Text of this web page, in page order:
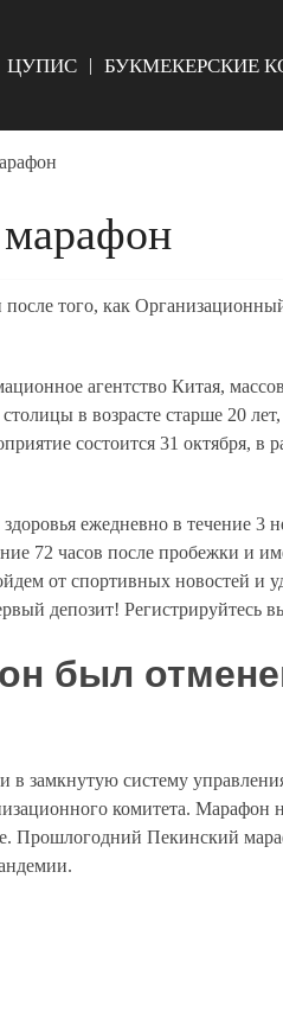
ЦУПИС БУКМЕКЕРСКИЕ
того, как
агентство Китая,
в возрасте старше 20
состоится 31 октября, в
ежедневно в течение 3
72 часов после пробежки и
от спортивных новостей и
депозит! Регистрируйтесь
был
замкнутую систему
комитета. Марафон
Прошлогодний Пекинский